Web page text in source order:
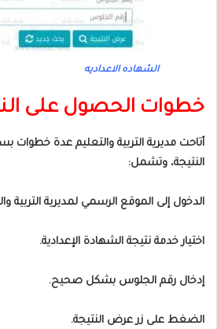
الشهاده الاعداديه
خطوات الحصول على
أتاحت مديرية التربية والتعليم عدة خطوات
النتيجة، وتشمل:
الدخول إلى الموقع الرسمي لمديرية التربية
اختيار خدمة نتيجة الشهادة الإعدادية.
إدخال رقم الجلوس بشكل صحيح.
الضغط على زر عرض النتيجة.